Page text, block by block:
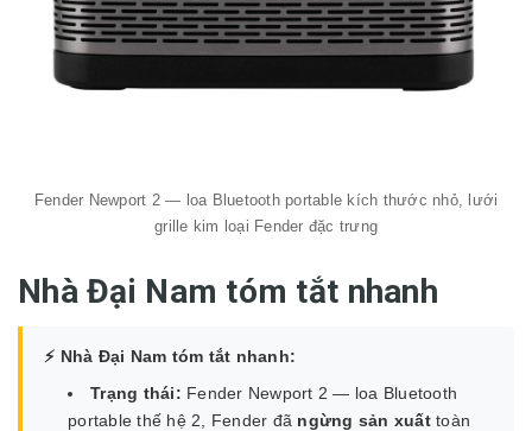
Fender Newport 2 — loa Bluetooth portable kích thước nhỏ, lưới
grille kim loại Fender đặc trưng
Nhà Đại Nam tóm tắt nhanh
⚡ Nhà Đại Nam tóm tắt nhanh:
Trạng thái: Fender Newport 2 — loa Bluetooth
portable thế hệ 2, Fender đã ngừng sản xuấttoàn